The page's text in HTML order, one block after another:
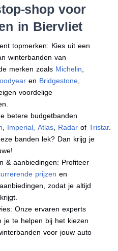
shop voor
in Biervliet
topmerken: Kies uit een
winterbanden van
merken zoals Michelin
en Bridgestone
voordelige
betere budgetbanden
Imperial Atlas Radar ofTristar.
banden lek? Dan krijg je
& aanbiedingen: Profiteer
prijzen en
zodat je altijd
Onze ervaren experts
je te helpen bij het kiezen
voor jouw auto